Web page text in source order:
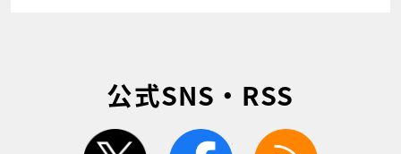
公式SNS・RSS
twitter facebook